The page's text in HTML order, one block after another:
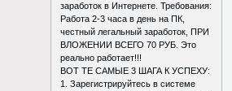
заработок в Интернете. Требования:
Работа 2-3 часа в день на ПК,
честный легальный заработок, ПРИ
ВЛОЖЕНИИ ВСЕГО 70 РУБ. Это
реально работает!!!
ВОТ ТЕ САМЫЕ 3 ШАГА К УСПЕХУ:
1. Зарегистрируйтесь в системе